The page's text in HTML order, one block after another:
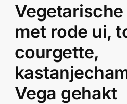
met rode ui,
courgette,
Vega gehakt